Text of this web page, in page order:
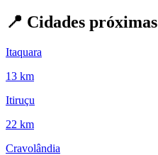
📍 Cidades próximas
Itaquara
13 km
Itiruçu
22 km
Cravolândia